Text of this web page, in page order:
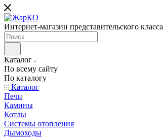
Интернет-магазин представительского класса
Каталог
По всему сайту
По каталогу
Каталог
Печи
Камины
Котлы
Системы отопления
Дымоходы